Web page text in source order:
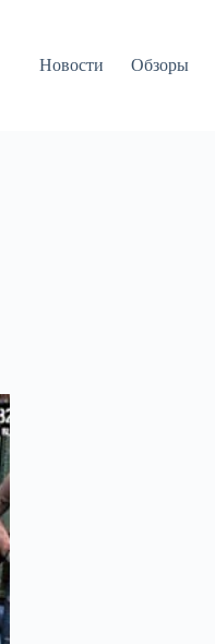
Новости Обзоры